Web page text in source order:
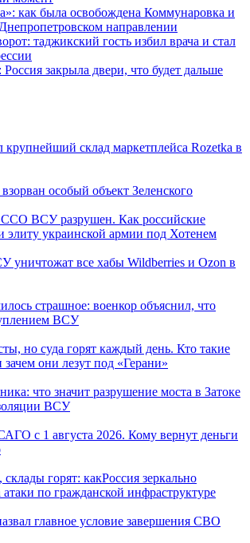
как была освобождена Коммунаровка и
направлении
таджикский гость избил врача и стал
закрыла двери, что будет дальше
крупнейший склад маркетплейса Rozetka в
особый объект Зеленского
ВСУ разрушен. Как российские
элиту украинской армии под Хотенем
уничтожат все хабы Wildberries и Ozon в
страшное: военкор объяснил, что
ВСУ
но суда горят каждый день. Кто такие
они лезут под «Герани»
что значит разрушение моста в Затоке
ВСУ
с 1 августа 2026. Кому вернут деньги
горят: какРоссия зеркально
по гражданской инфраструктуре
главное условие завершения СВО